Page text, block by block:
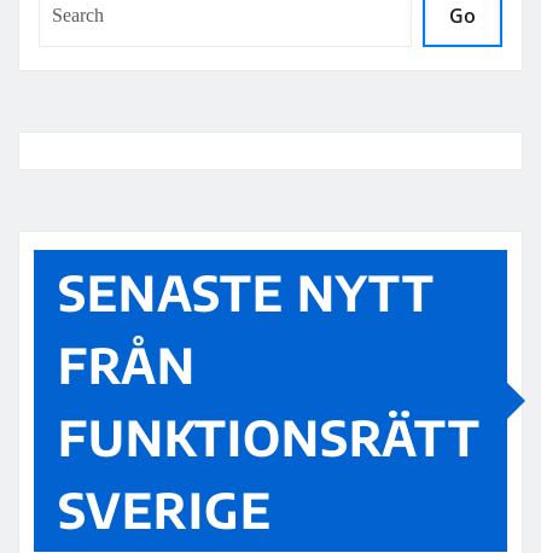
Go
SENASTE NYTT
FRÅN
FUNKTIONSRÄTT
SVERIGE